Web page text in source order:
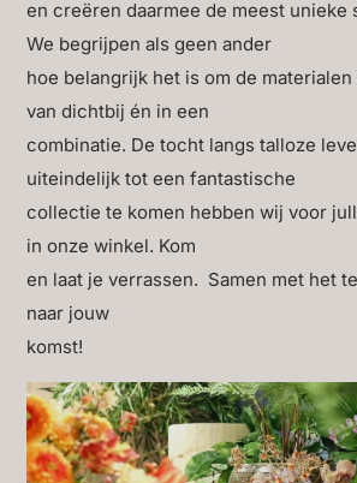
en creëren daarmee de meest unieke
We begrijpen als geen ander
hoe belangrijk het is om de
van dichtbij én in een
combinatie. De tocht langs talloze
uiteindelijk tot een fantastische
collectie te komen hebben wij voor
in onze winkel. Kom
en laat je verrassen. Samen met het
naar jouw
komst!